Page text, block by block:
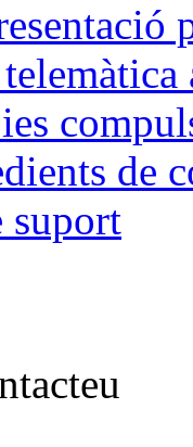
de
suport